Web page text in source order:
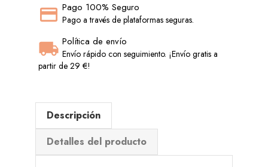
Pago 100% Seguro
Pago a través de plataformas seguras.
Política de envío
Envío rápido con seguimiento. ¡Envío gratis a
partir de 29 €!
Descripción
Detalles del producto